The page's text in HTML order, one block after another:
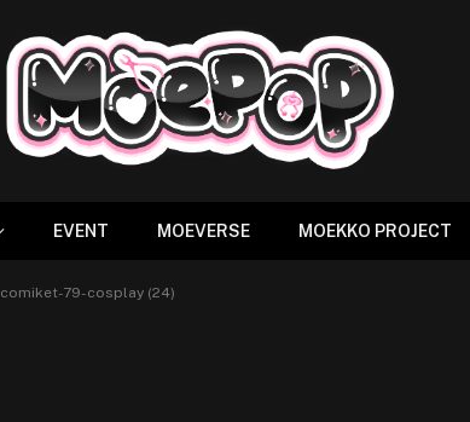
EVENT MOEVERSE MOEKKO PROJECT
comiket-79-cosplay (24)